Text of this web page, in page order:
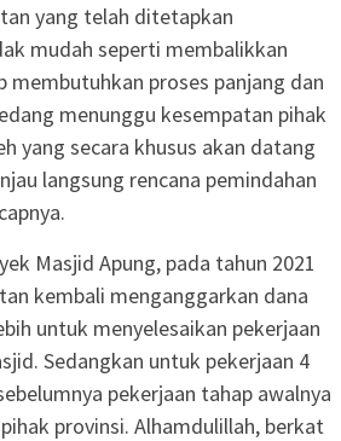
yang telah ditetapkan
mudah seperti membalikkan
membutuhkan proses panjang dan
menunggu kesempatan pihak
yang secara khusus akan datang
langsung rencana pemindahan
Masjid Apung, pada tahun 2021
kembali menganggarkan dana
untuk menyelesaikan pekerjaan
Sedangkan untuk pekerjaan 4
pekerjaan tahap awalnya
provinsi. Alhamdulillah, berkat